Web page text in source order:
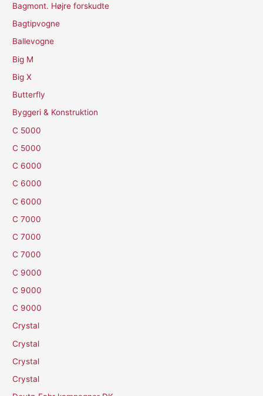
Bagmont. Højre forskudte
Bagtipvogne
Ballevogne
Big M
Big X
Butterfly
Byggeri & Konstruktion
C 5000
C 5000
C 6000
C 6000
C 6000
C 7000
C 7000
C 7000
C 9000
C 9000
C 9000
Crystal
Crystal
Crystal
Crystal